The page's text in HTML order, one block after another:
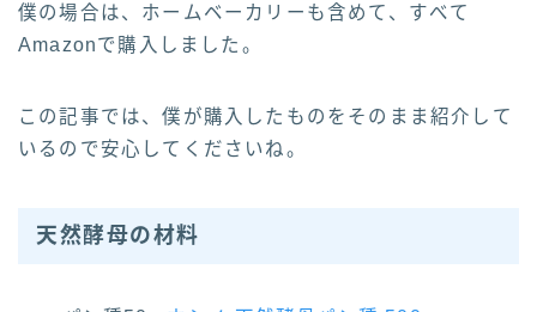
僕の場合は、ホームベーカリーも含めて、すべて
Amazonで購入しました。
この記事では、僕が購入したものをそのまま紹介して
いるので安心してくださいね。
天然酵母の材料